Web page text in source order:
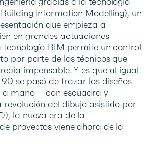
Information Modelling), un
que empieza a
en grandes actuaciones
tecnología BIM permite un control
por parte de los técnicos que
impensable. Y es que al igual
se pasó de trazar los diseños
a mano —con escuadra y
del dibujo asistido por
la nueva era de la
proyectos viene ahora de la